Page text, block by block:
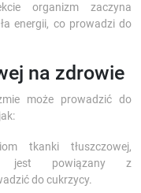
organizm zaczyna
energii, co prowadzi do
na zdrowie
może prowadzić do
tkanki tłuszczowej,
jest powiązany z
do cukrzycy.